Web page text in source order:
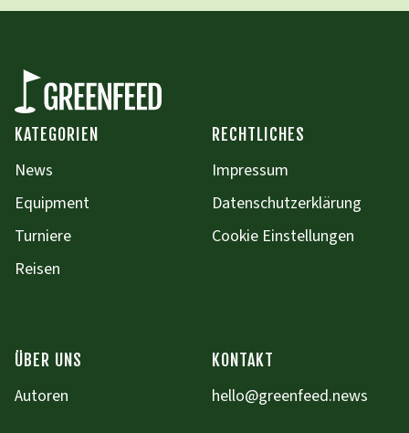
KATEGORIEN
News
Equipment
Turniere
Reisen
RECHTLICHES
Impressum
Datenschutzerklärung
Cookie Einstellungen
ÜBER UNS
Autoren
KONTAKT
hello@greenfeed.news